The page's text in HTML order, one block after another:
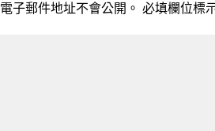
子郵件地址不會公開。 必填欄位標